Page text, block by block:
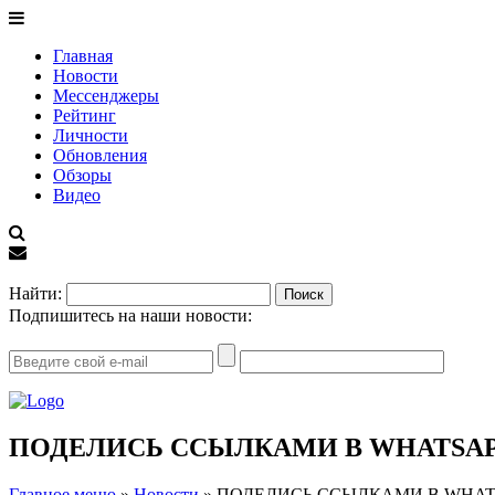
Главная
Новости
Мессенджеры
Рейтинг
Личности
Обновления
Обзоры
Видео
Найти:
Подпишитесь на наши новости:
ПОДЕЛИСЬ ССЫЛКАМИ В